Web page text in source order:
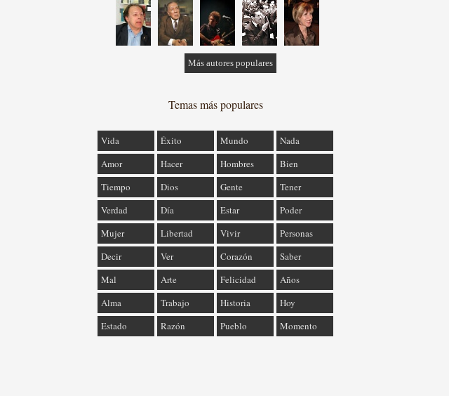
Más autores populares
Temas más populares
Vida Éxito Mundo
Nada
Amor
Hacer Hombres
Bien
Tiempo
Dios Gente
Tener
Verdad
Día Estar
Poder
Mujer
Libertad Vivir
Personas
Decir
Ver Corazón
Saber
Mal
Arte Felicidad
Años
Alma
Trabajo Historia
Hoy
Estado
Razón Pueblo Momento